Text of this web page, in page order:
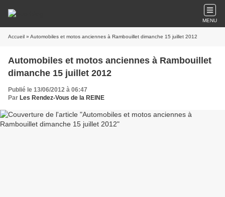
MENU
Accueil » Automobiles et motos anciennes à Rambouillet dimanche 15 juillet 2012
Automobiles et motos anciennes à Rambouillet
dimanche 15 juillet 2012
Publié le 13/06/2012 à 06:47
Par Les Rendez-Vous de la REINE